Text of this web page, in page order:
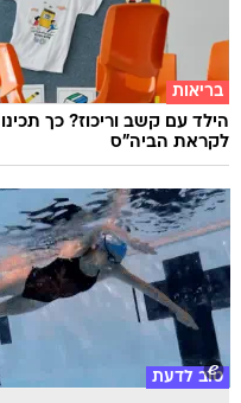
בריאות
הילד עם קשב וריכוז? כך
לקראת הביה"ס
טוב לדעת